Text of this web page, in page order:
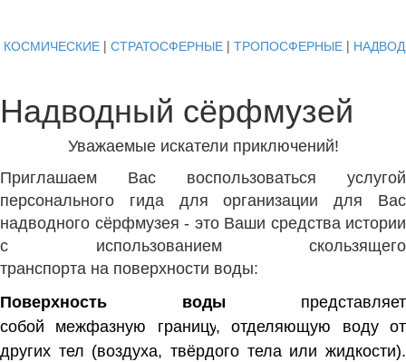
КОСМИЧЕСКИЕ | СТРАТОСФЕРНЫЕ | ТРОПОСФЕРНЫЕ |
Надводный сёрфмузей
Уважаемые искатели приключений!
Приглашаем Вас воспользоваться услугой
персонального гида для организации для Вас
надводного сёрфмузея - это Ваши средства истории
с использованием скользящего
транспорта на поверхности воды:
Поверхность
воды
представляет
собой
межфазную границу, отделяющую воду от
других тел (воздуха, твёрдого тела или жидкости).